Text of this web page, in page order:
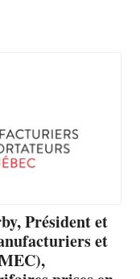
Président et
et